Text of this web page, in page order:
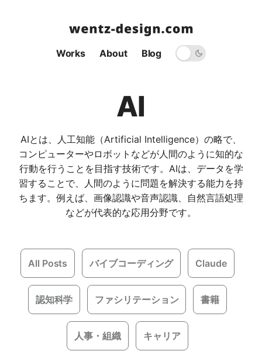
Works About Blog
AI
AIとは、人工知能（Artificial Intelligence）の略で、
コンピューターやロボットなどが人間のように知的な
行動を行うことを目指す技術です。AIは、データを学
習することで、人間のように問題を解決する能力を持
ちます。例えば、画像認識や音声認識、自然言語処理
などが代表的な応用分野です。
All Posts バイブコーディング Claude
認知科学 ファシリテーション 書籍
人事・組織 キャリア